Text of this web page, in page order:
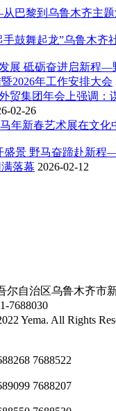
巴黎到乌鲁木齐主
手鼓舞起龙”乌鲁木齐
展 砥砺奋进启新程—
2026年工作安排大会
贸集团年会上强调：
02-26
年新春艺术展在文化
盛景 野马奋蹄赴新程
落幕 2026-02-12
尔自治区乌鲁木齐市
7688030
Yema. All Rights
7688522
7688207